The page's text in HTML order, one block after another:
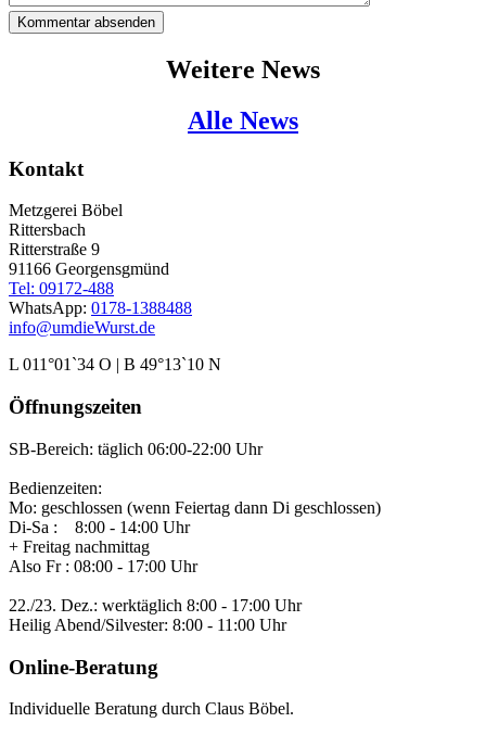
Kommentar absenden
Weitere News
Alle News
Kontakt
Metzgerei Böbel
Rittersbach
Ritterstraße 9
91166 Georgensgmünd
Tel: 09172-488
WhatsApp: 0178-1388488
info@umdieWurst.de
L 011°01`34 O | B 49°13`10 N
Öffnungszeiten
SB-Bereich: täglich 06:00-22:00 Uhr
Bedienzeiten:
Mo: geschlossen (wenn Feiertag dann Di geschlossen)
Di-Sa : 8:00 - 14:00 Uhr
+ Freitag nachmittag
Also Fr : 08:00 - 17:00 Uhr
22./23. Dez.: werktäglich 8:00 - 17:00 Uhr
Heilig Abend/Silvester: 8:00 - 11:00 Uhr
Online-Beratung
Individuelle Beratung durch Claus Böbel.